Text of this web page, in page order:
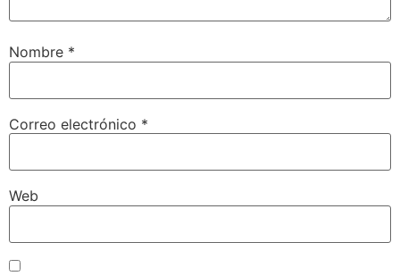
Nombre *
Correo electrónico *
Web